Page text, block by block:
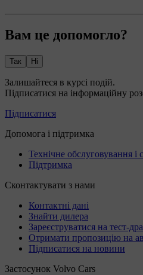
Вам це допомогло?
Так Ні